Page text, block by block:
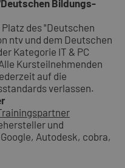
Bildungs-
Platz des "Deutschen
ntv und dem Deutschen
Kategorie IT & PC
Kursteilnehmenden
auf die
verlassen.
und
Autodesk, cobra,